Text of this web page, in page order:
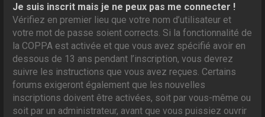
Je suis inscrit mais je ne peux pas me connecter !
Vérifiez en premier lieu que votre nom d’utilisateur et
votre mot de passe soient corrects. Si la fonctionnalité de
la COPPA est activée et que vous avez spécifié avoir en
dessous de 13 ans pendant l’inscription, vous devrez
suivre les instructions que vous avez reçues. Certains
forums exigeront également que les nouvelles
inscriptions doivent être activées, soit par vous-même ou
soit par un administrateur, avant que vous puissiez ouvrir